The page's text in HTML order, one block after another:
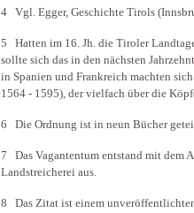
4 Vgl. Egger, Geschichte Tirols
5 Hatten im 16. Jh. die Tiroler
sollte sich das in den nächsten
in Spanien und Frankreich machten
1564 - 1595), der vielfach über die
6 Die Ordnung ist in neun Bücher
7 Das Vagantentum entstand mit dem
Landstreicherei aus.
8 Das Zitat ist einem